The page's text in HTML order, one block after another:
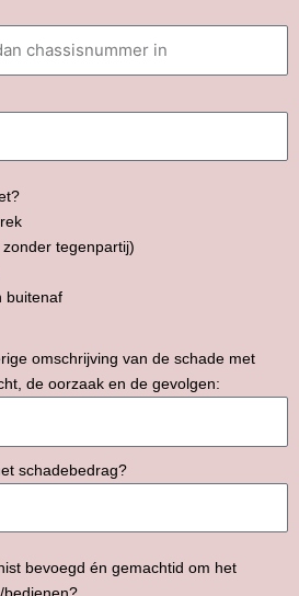
tegenpartij)
buitenaf
omschrijving van de schade met
de oorzaak en de gevolgen:
schadebedrag?
bevoegd én gemachtid om het